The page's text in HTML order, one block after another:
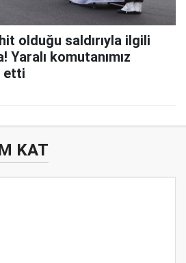
olduğu saldırıyla ilgili
Yaralı komutanımız
etti
KAT